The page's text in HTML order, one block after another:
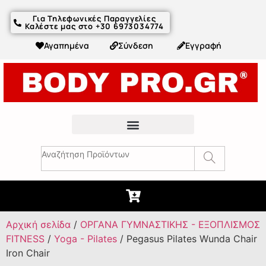
Για Τηλεφωνικές Παραγγελίες
Καλέστε μας στο +30 6973034774
Αγαπημένα Σύνδεση Εγγραφή
Αρχική σελίδα / ΟΡΓΑΝΑ ΓΥΜΝΑΣΤΙΚΗΣ - ΕΞΟΠΛΙΣΜΟΣ
FITNESS / Yoga - Pilates / Pegasus Pilates Wunda Chair
Iron Chair